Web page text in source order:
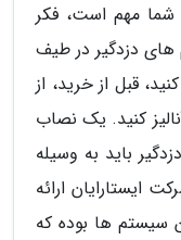
شما مهم است، فکر
های دزدگیر در طیف
قبل از خرید، از
کنید. یک نصاب
باید به وسیله
ایستارایان ارائه
ها بوده که